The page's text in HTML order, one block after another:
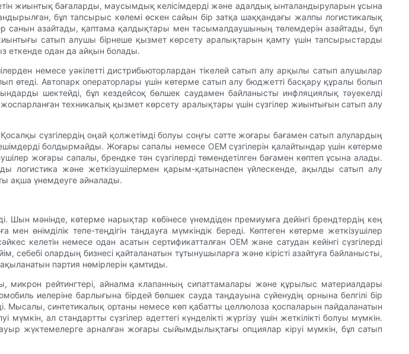
жиынтық бағаларды, маусымдық келісімдерді және адалдық ынталандыруларын ұсына
бұл тапсырыс көлемі өскен сайын бір затқа шаққандағы жалпы логистикалық
санын азайтады, қаптама қалдықтары мен тасымалдаушының төлемдерін азайтады, бұл
сатып алушы бірнеше қызмет көрсету аралықтарын қамту үшін тапсырыстарды
еткенде одан да айқын болады.
немесе уәкілетті дистрибьюторлардан тікелей сатып алу арқылы сатып алушылар
өтеді. Автопарк операторлары үшін көтерме сатып алу бюджетті басқару құралы болып
шектейді, бұл кездейсоқ бөлшек саудамен байланысты инфляциялық тәуекелді
техникалық қызмет көрсету аралықтары үшін сүзгілер жиынтығын сатып алу
сүзгілердің оңай қолжетімді болуы соңғы сәтте жоғары бағамен сатып алулардың
болдырмайды. Жоғары сапалы немесе OEM сүзгілерін қалайтындар үшін көтерме
жоғары сапалы, брендке тән сүзгілерді төмендетілген бағамен көптеп ұсына алады.
логистика және жеткізушілермен қарым-қатынаспен үйлескенде, ақылды сатып алу
ақша үнемдеуге айналады.
Шын мәнінде, көтерме нарықтар көбінесе үнемдіден премиумға дейінгі брендтердің кең
өнімділік тепе-теңдігін таңдауға мүмкіндік береді. Көптеген көтерме жеткізушілер
келетін немесе одан асатын сертификатталған OEM және сатудан кейінгі сүзгілерді
олардың бизнесі қайталанатын тұтынушыларға және кірісті азайтуға байланысты,
партия нөмірлерін қамтиды.
микрон рейтингтері, айналма клапанның сипаттамалары және құрылыс материалдары
иелеріне барлығына бірдей бөлшек сауда таңдауына сүйенудің орнына белгілі бір
Мысалы, синтетикалық ортаны немесе көп қабатты целлюлоза қоспаларын пайдаланатын
ал стандартты сүзгілер әдеттегі күнделікті жүргізу үшін жеткілікті болуы мүмкін.
жүктемелерге арналған жоғары сыйымдылықтағы опциялар кіруі мүмкін, бұл сатып